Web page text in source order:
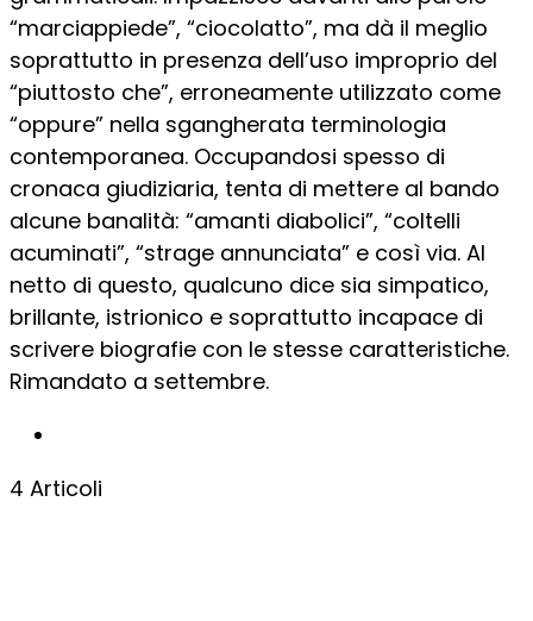
“marciappiede”, “ciocolatto”, ma dà il meglio
soprattutto in presenza dell’uso improprio del
“piuttosto che”, erroneamente utilizzato come
“oppure” nella sgangherata terminologia
contemporanea. Occupandosi spesso di
cronaca giudiziaria, tenta di mettere al bando
alcune banalità: “amanti diabolici”, “coltelli
acuminati”, “strage annunciata” e così via. Al
netto di questo, qualcuno dice sia simpatico,
brillante, istrionico e soprattutto incapace di
scrivere biografie con le stesse caratteristiche.
Rimandato a settembre.
4 Articoli